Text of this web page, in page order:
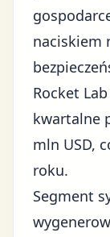
naciskiem
Rocket
kwartalne
mln USD,
roku.
Segment